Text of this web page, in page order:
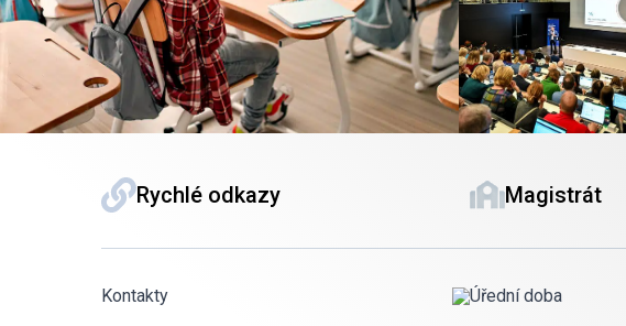
Rychlé odkazy
Kontakty
Magistrát
Úřední doba